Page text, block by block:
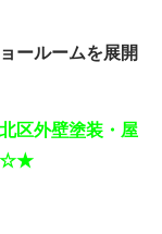
ールームを展開
区外壁塗装・屋
☆★